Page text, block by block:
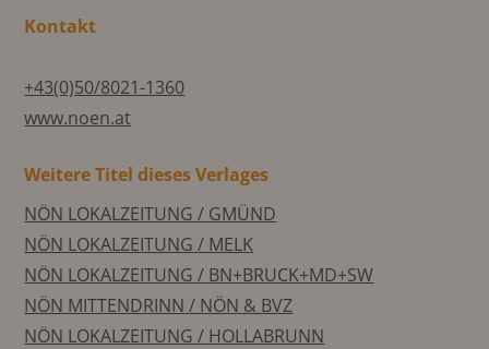
Kontakt
+43(0)50/8021-1360
www.noen.at
Weitere Titel dieses Verlages
NÖN LOKALZEITUNG / GMÜND
NÖN LOKALZEITUNG / MELK
NÖN LOKALZEITUNG / BN+BRUCK+MD+SW
NÖN MITTENDRINN / NÖN & BVZ
NÖN LOKALZEITUNG / HOLLABRUNN